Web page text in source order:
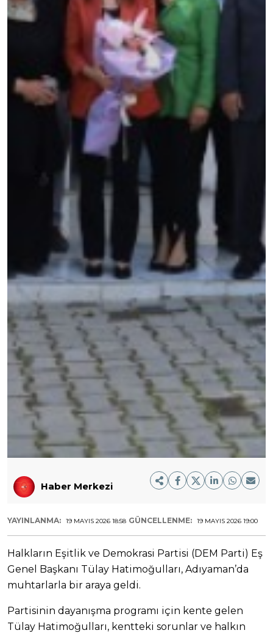
Haber Merkezi
YAYINLANMA: 19 MAYIS 2026 18:58 GÜNCELLENME: 19 MAYIS 2026 19:00
Halkların Eşitlik ve Demokrasi Partisi (DEM Parti) Eş
Genel Başkanı Tülay Hatimoğulları, Adıyaman’da
muhtarlarla bir araya geldi.
Partisinin dayanışma programı için kente gelen
Tülay Hatimoğulları, kentteki sorunlar ve halkın